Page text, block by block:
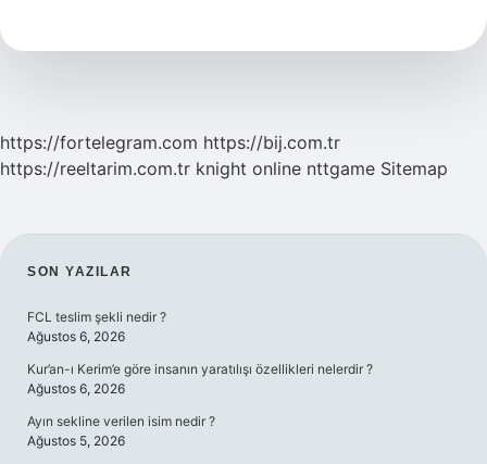
https://fortelegram.com https://bij.com.tr
https://reeltarim.com.tr knight online nttgame Sitemap
SIDEBAR
SON YAZILAR
FCL teslim şekli nedir ?
Ağustos 6, 2026
Kur’an-ı Kerim’e göre insanın yaratılışı özellikleri nelerdir ?
Ağustos 6, 2026
Ayın sekline verilen isim nedir ?
Ağustos 5, 2026